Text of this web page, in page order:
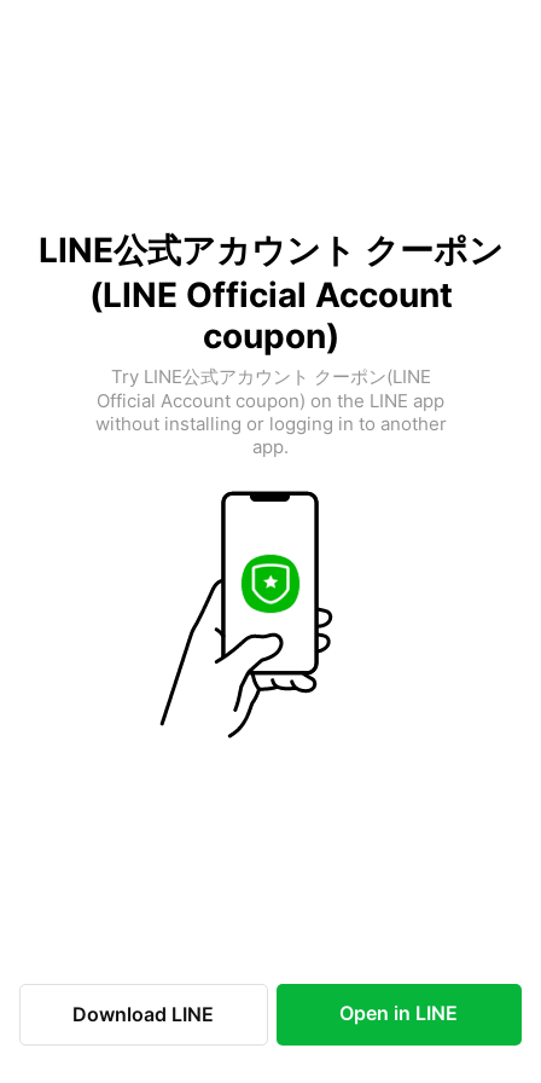
LINE公式アカウント クーポン
(LINE Official Account
coupon)
Try LINE公式アカウント クーポン(LINE
Official Account coupon) on the LINE app
without installing or logging in to another
app.
Download LINE Open in LINE